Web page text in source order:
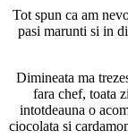
Tot spun ca am
pasi marunti si in
Dimineata ma
fara chef, toata
intotdeauna o
ciocolata si